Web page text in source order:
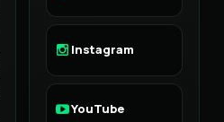
Instagram
YouTube